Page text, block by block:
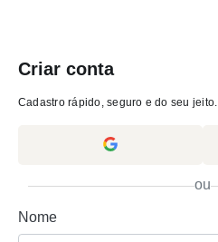
Criar conta
Cadastro rápido, seguro e do seu jeito.
ou
Nome